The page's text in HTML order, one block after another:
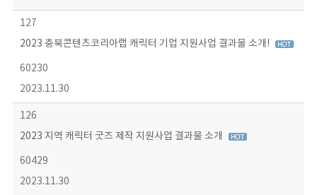
127
2023 충북콘텐츠코리아랩 캐릭터 기업 지원사업 결과물 소개!
60230
2023.11.30
126
2023 지역 캐릭터 굿즈 제작 지원사업 결과물 소개
60429
2023.11.30